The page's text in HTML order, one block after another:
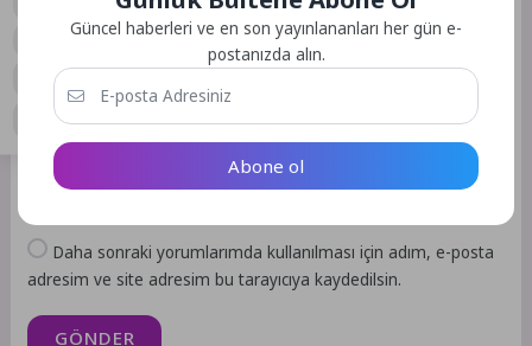
Daha sonraki yorumlarımda kullanılması için adım, e-posta
adresim ve site adresim bu tarayıcıya kaydedilsin.
GÖNDER
Güncel haberleri ve en son yayınlananları her gün e-
postanızda alın.
Abone ol